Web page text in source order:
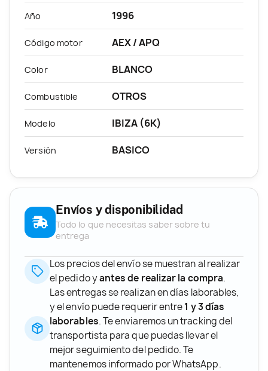
Año 1996
Código motor AEX / APQ
Color BLANCO
Combustible OTROS
Modelo IBIZA (6K)
Versión BASICO
Envíos y disponibilidad
Todo lo que necesitas saber sobre tu
entrega
Los precios del envío se muestran al realizar
el pedido yantes de realizar la compra.
Las entregas se realizan en días laborables,
y el envío puede requerir entre1 y 3 días
laborables. Te enviaremos un tracking del
transportista para que puedas llevar el
mejor seguimiento del pedido. Te
mantenemos informado por WhatsApp.